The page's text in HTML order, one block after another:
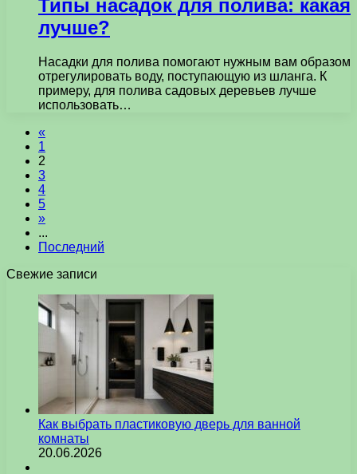
Типы насадок для полива: какая
лучше?
Насадки для полива помогают нужным вам образом
отрегулировать воду, поступающую из шланга. К
примеру, для полива садовых деревьев лучше
использовать…
«
1
2
3
4
5
»
...
Последний
Свежие записи
Как выбрать пластиковую дверь для ванной
комнаты
20.06.2026